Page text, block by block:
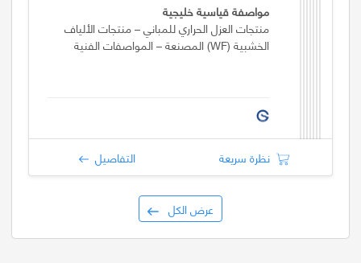
مواصفة قياسية خليجية
منتجات العزل الحراري للمباني – منتجات الألياف
الخشبية (WF) المصنعة – المواصفات الفنية
نظرة سريعة التفاصيل
عرض الكل